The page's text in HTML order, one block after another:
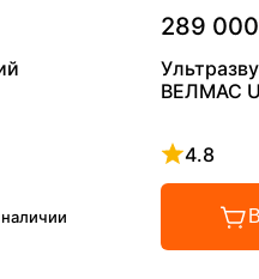
289
ВЕЛМАС
4.8
Рейтинг